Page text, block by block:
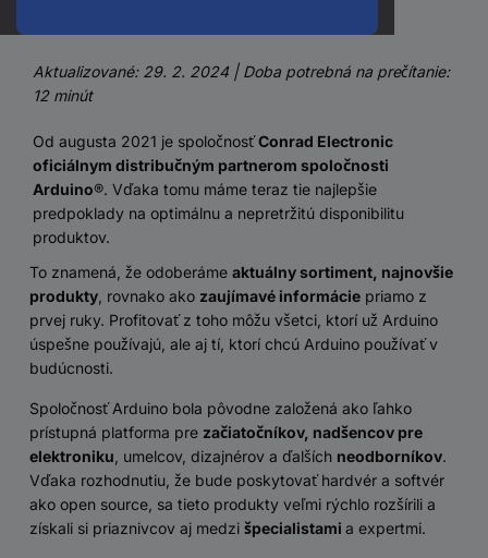
Aktualizované: 29. 2. 2024 | Doba potrebná na prečítanie:
12 minút
Od augusta 2021 je spoločnosťConrad Electronic
oficiálnym distribučným partnerom spoločnosti
Arduino®. Vďaka tomu máme teraz tie najlepšie
predpoklady na optimálnu a nepretržitú disponibilitu
produktov.
To znamená, že odoberáme aktuálny sortiment, najnovšie
produkty , rovnako ako zaujímavé informácie priamo z
prvej ruky. Profitovať z toho môžu všetci, ktorí už Arduino
úspešne používajú, ale aj tí, ktorí chcú Arduino používať v
budúcnosti.
Spoločnosť Arduino bola pôvodne založená ako ľahko
prístupná platforma pre začiatočníkov, nadšencov pre
elektroniku , umelcov, dizajnérov a ďalších neodborníkov.
Vďaka rozhodnutiu, že bude poskytovať hardvér a softvér
ako open source, sa tieto produkty veľmi rýchlo rozšírili a
získali si priaznivcov aj medzi špecialistami a expertmi.